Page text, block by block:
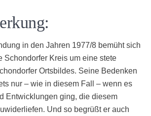
in den Jahren 1977/8 bemüht sich
Schondorfer Kreis um eine stete
Ortsbildes. Seine Bedenken
nur – wie in diesem Fall – wenn es
Entwicklungen ging, die diesem
Und so begrüßt er auch